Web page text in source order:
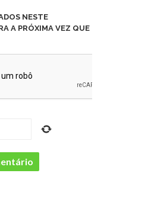
NESTE
A PRÓXIMA VEZ QUE